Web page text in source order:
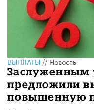
ВЫПЛАТЫ//Новость
Заслуженным
предложили
повышенную